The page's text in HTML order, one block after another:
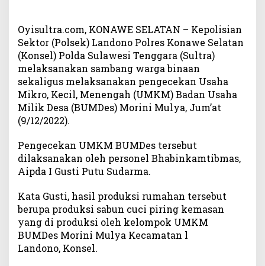
k
a
n
e
n
g
k
i
I
j
n
E
d
a
r
Oyisultra.com, KONAWE SELATAN – Kepolisian
Sektor (Polsek) Landono Polres Konawe Selatan
(Konsel) Polda Sulawesi Tenggara (Sultra)
melaksanakan sambang warga binaan
sekaligus melaksanakan pengecekan Usaha
Mikro, Kecil, Menengah (UMKM) Badan Usaha
Milik Desa (BUMDes) Morini Mulya, Jum’at
(9/12/2022).
Pengecekan UMKM BUMDes tersebut
dilaksanakan oleh personel Bhabinkamtibmas,
Aipda I Gusti Putu Sudarma.
Kata Gusti, hasil produksi rumahan tersebut
berupa produksi sabun cuci piring kemasan
yang di produksi oleh kelompok UMKM
BUMDes Morini Mulya Kecamatan l
Landono, Konsel.